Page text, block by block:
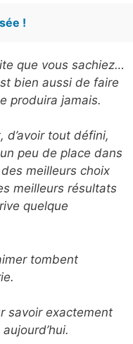
!
que vous sachiez…
bien aussi de faire
produira jamais.
d’avoir tout défini,
peu de place dans
meilleurs choix
meilleurs résultats
quelque
tombent
savoir exactement